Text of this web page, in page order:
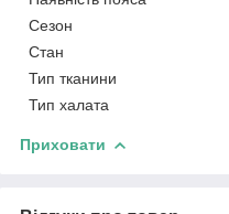
Сезон
Стан
Тип тканини
Тип халата
Приховати